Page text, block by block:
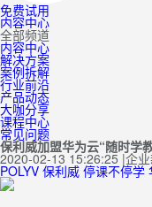
免费试用
内容中心
全部频道
内容中心
解决方案
案例拆解
行业前沿
产品动态
大咖分享
课程中心
常见问题
保利威加盟华为云“随时学
2020-02-13 15:26:25 |企
POLYV 保利威 停课不停学